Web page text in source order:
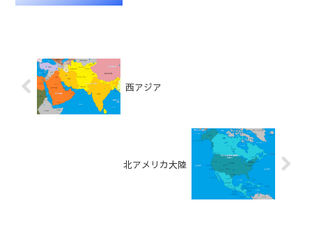
西アジア
北アメリカ大陸